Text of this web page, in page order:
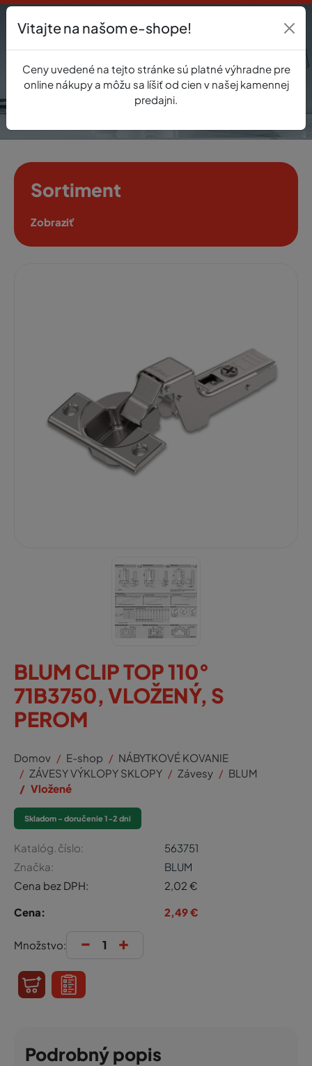
0
Sortiment
Zobraziť
BLUM CLIP TOP 110°
71B3750, VLOŽENÝ, S
PEROM
Domov E-shop
NÁBYTKOVÉ KOVANIE
ZÁVESY VÝKLOPY SKLOPY
Závesy
BLUM
Vložené
Skladom - doručenie 1-2 dni
Katalóg. číslo:
563751
Značka:
BLUM
Cena bez DPH:
2,02 €
Cena:
2,49€
Množstvo: - +
Podrobný popis
Vitajte na našom e-shope!
Ceny uvedené na tejto stránke sú platné výhradne pre
online nákupy a môžu sa líšiť od cien v našej kamennej
predajni.